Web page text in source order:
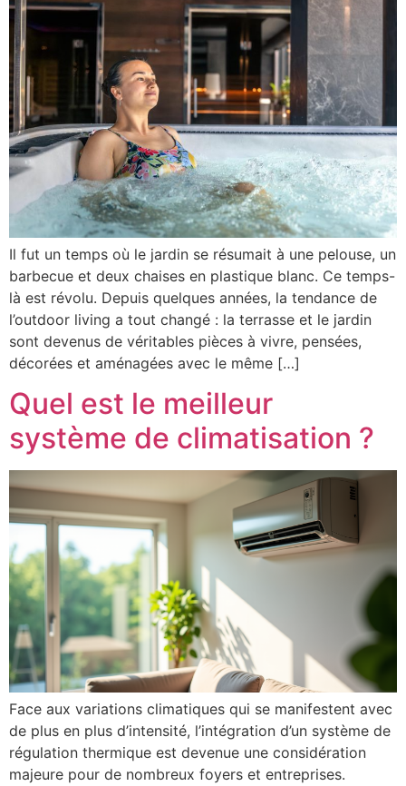
Il fut un temps où le jardin se résumait à une pelouse, un
barbecue et deux chaises en plastique blanc. Ce temps-
là est révolu. Depuis quelques années, la tendance de
l’outdoor living a tout changé : la terrasse et le jardin
sont devenus de véritables pièces à vivre, pensées,
décorées et aménagées avec le même […]
Quel est le meilleur
système de climatisation ?
Face aux variations climatiques qui se manifestent avec
de plus en plus d’intensité, l’intégration d’un système de
régulation thermique est devenue une considération
majeure pour de nombreux foyers et entreprises.